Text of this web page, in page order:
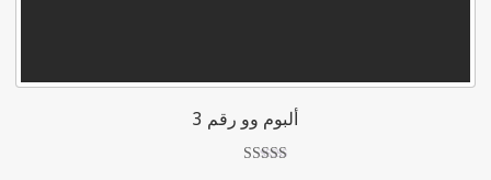
ألبوم وو رقم 3